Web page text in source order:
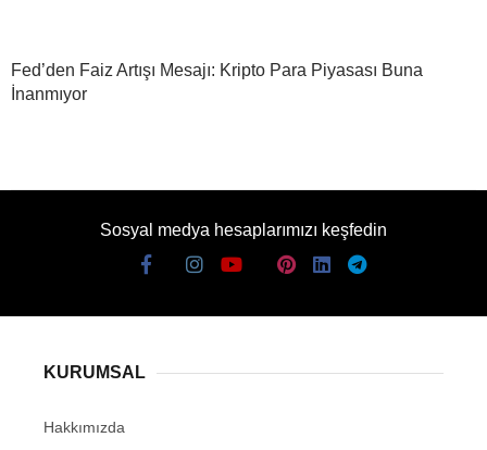
Fed’den Faiz Artışı Mesajı: Kripto Para Piyasası Buna
İnanmıyor
Sosyal medya hesaplarımızı keşfedin
KURUMSAL
Hakkımızda